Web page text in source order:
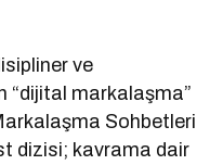
ve
“dijital markalaşma”
Sohbetleri
dizisi; kavrama dair